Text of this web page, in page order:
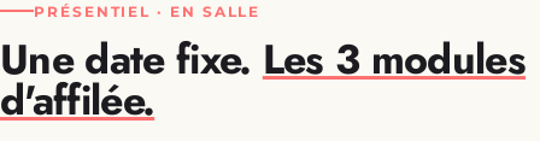
PRÉSENTIEL · EN SALLE
Une date fixe. Les 3 modules
d'affilée.